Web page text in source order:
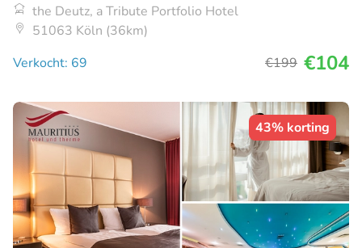
the Deutz, a Tribute Portfolio Hotel
51063 Köln (36km)
Verkocht: 69
€199 €104
43% korting